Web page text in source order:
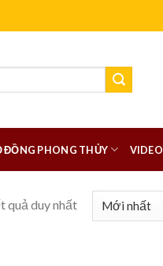
ĐỒNG PHONG THỦY VIDEO
quả duy nhất